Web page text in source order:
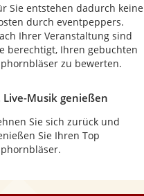
Sie entstehen dadurch keine
durch eventpeppers.
Ihrer Veranstaltung sind
berechtigt, Ihren gebuchten
zu bewerten.
Live-Musik genießen
Sie sich zurück und
Sie Ihren Top